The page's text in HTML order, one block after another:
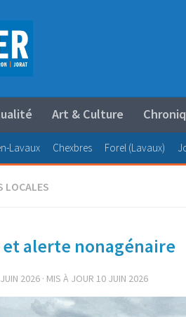
Art & Culture
Lavaux Chexbres Forel (Lavaux)
LOCALES
alerte nonagénaire
2026 · MIS À JOUR 10 JUIN 2026